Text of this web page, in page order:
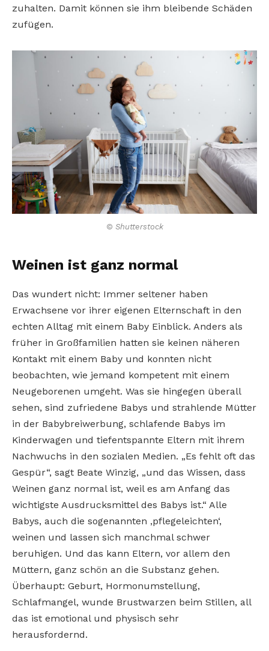
zuhalten. Damit können sie ihm bleibende Schäden
zufügen.
© Shutterstock
Weinen ist ganz normal
Das wundert nicht: Immer seltener haben
Erwachsene vor ihrer eigenen Elternschaft in den
echten Alltag mit einem Baby Einblick. Anders als
früher in Großfamilien hatten sie keinen näheren
Kontakt mit einem Baby und konnten nicht
beobachten, wie jemand kompetent mit einem
Neugeborenen umgeht. Was sie hingegen überall
sehen, sind zufriedene Babys und strahlende Mütter
in der Babybreiwerbung, schlafende Babys im
Kinderwagen und tiefentspannte Eltern mit ihrem
Nachwuchs in den sozialen Medien. „Es fehlt oft das
Gespür“, sagt Beate Winzig, „und das Wissen, dass
Weinen ganz normal ist, weil es am Anfang das
wichtigste Ausdrucksmittel des Babys ist.“ Alle
Babys, auch die sogenannten ‚pflegeleichten‘,
weinen und lassen sich manchmal schwer
beruhigen. Und das kann Eltern, vor allem den
Müttern, ganz schön an die Substanz gehen.
Überhaupt: Geburt, Hormonumstellung,
Schlafmangel, wunde Brustwarzen beim Stillen, all
das ist emotional und physisch sehr
herausfordernd.